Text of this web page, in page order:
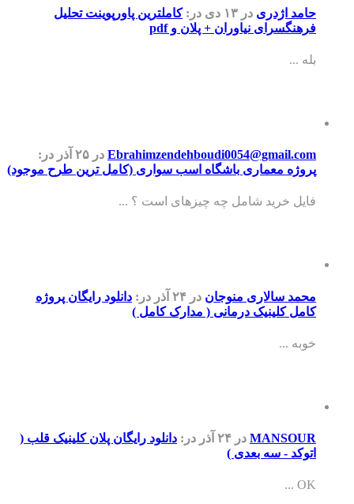
حامد اژدری در ۱۳ دی در:کاملترین پاورپوینت تحلیل
فرهنگسرای نیاوران + پلان و pdf
بله ...
Ebrahimzendehboudi0054@gmail.com در ۲۵ آذر
در:
پروژه معماری باشگاه اسب سواری (کامل ترین طرح موجود)
فایل خرید شامل چه چیزهای است ؟ ...
محمد سالاری منوجان در ۲۴ آذر در: دانلود رایگان پروژه
کامل کلینیک درمانی ( مدارک کامل )
خوبه ...
MANSOUR در ۲۴ آذر در: دانلود رایگان پلان کلینیک قلب (
اتوکد - سه بعدی )
OK ...